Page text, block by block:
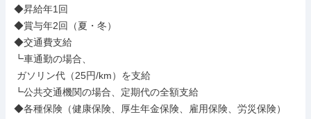
◆昇給年1回
◆賞与年2回（夏・冬）
◆交通費支給
┗車通勤の場合、
┗公共交通機関の場合、定期代の全額支給
◆各種保険（健康保険、厚生年金保険、雇⽤保険、労災保険）